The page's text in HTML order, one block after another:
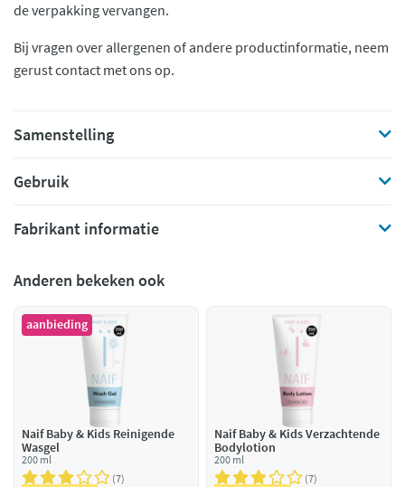
de verpakking vervangen.
Bij vragen over allergenen of andere productinformatie, neem
gerust contact met ons op.
Samenstelling
Gebruik
Fabrikant informatie
Anderen bekeken ook
aanbieding
Naif Baby & Kids Reinigende
Wasgel
200 ml
7
Naif Baby & Kids Verzachtende
Bodylotion
200 ml
7